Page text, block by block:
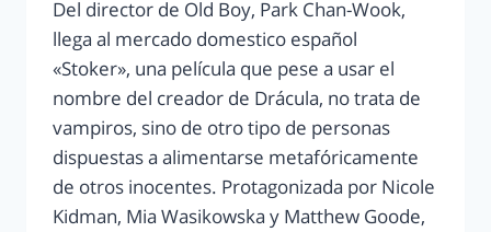
Del director de Old Boy, Park Chan-Wook,
llega al mercado domestico español
«Stoker», una película que pese a usar el
nombre del creador de Drácula, no trata de
vampiros, sino de otro tipo de personas
dispuestas a alimentarse metafóricamente
de otros inocentes. Protagonizada por Nicole
Kidman, Mia Wasikowska y Matthew Goode,